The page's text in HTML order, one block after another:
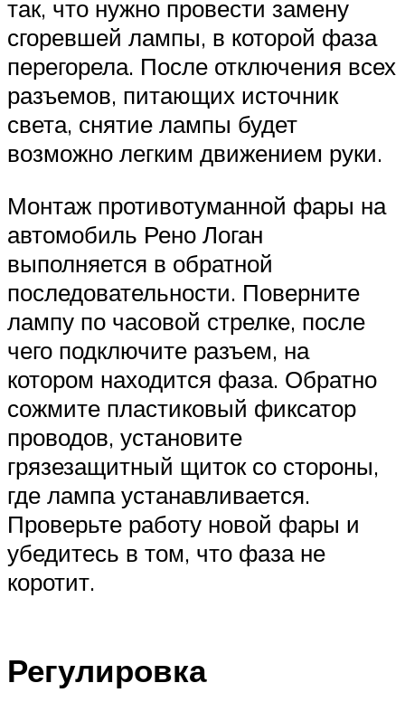
так, что нужно провести замену
сгоревшей лампы, в которой фаза
перегорела. После отключения всех
разъемов, питающих источник
света, снятие лампы будет
возможно легким движением руки.
Монтаж противотуманной фары на
автомобиль Рено Логан
выполняется в обратной
последовательности. Поверните
лампу по часовой стрелке, после
чего подключите разъем, на
котором находится фаза. Обратно
сожмите пластиковый фиксатор
проводов, установите
грязезащитный щиток со стороны,
где лампа устанавливается.
Проверьте работу новой фары и
убедитесь в том, что фаза не
коротит.
Регулировка